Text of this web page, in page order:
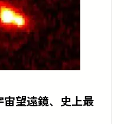
望遠鏡、史上最